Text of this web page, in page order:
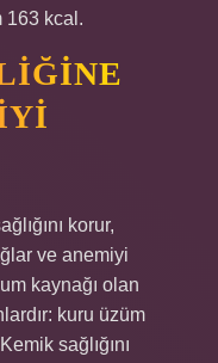
163 kcal.
korur,
ve anemiyi
kaynağı olan
kuru üzüm
sağlığını